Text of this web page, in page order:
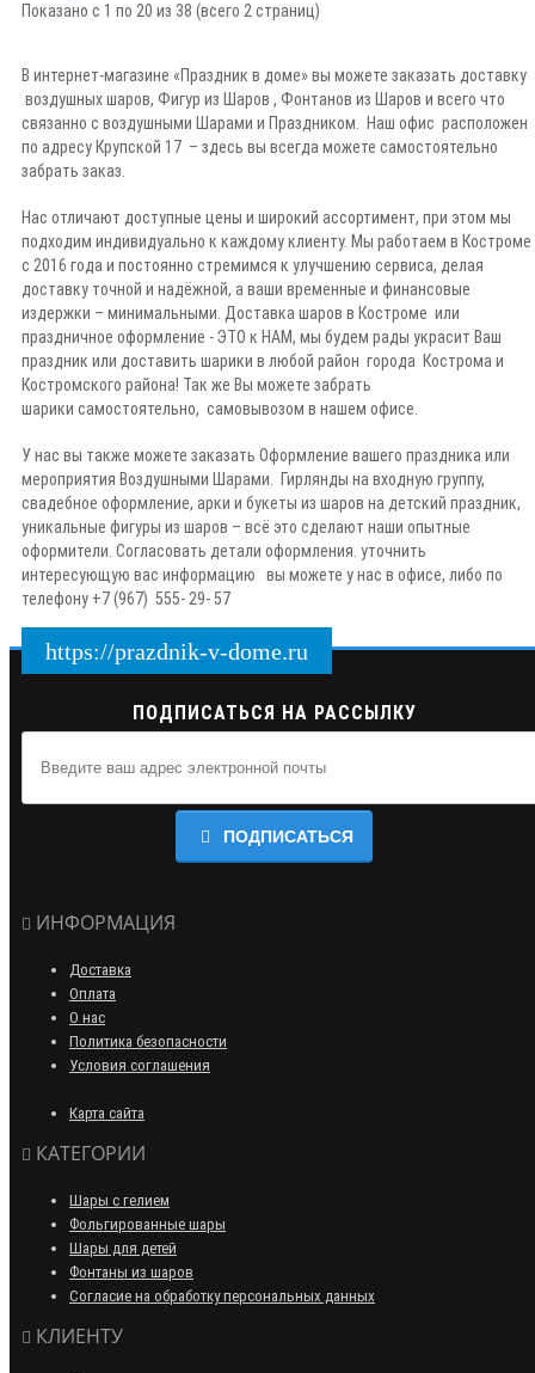
Показано с 1 по 20 из 38 (всего 2 страниц)
В интернет-магазине «Праздник в доме» вы можете заказать доставку
воздушных шаров, Фигур из Шаров , Фонтанов из Шаров и всего что
связанно с воздушными Шарами и Праздником. Наш офис расположен
по адресу Крупской 17 – здесь вы всегда можете самостоятельно
забрать заказ.
Нас отличают доступные цены и широкий ассортимент, при этом мы
подходим индивидуально к каждому клиенту. Мы работаем в Костроме
с 2016 года и постоянно стремимся к улучшению сервиса, делая
доставку точной и надёжной, а ваши временные и финансовые
издержки – минимальными. Доставка шаров в Костроме или
праздничное оформление -ЭТО к НАМ, мы будем рады украсит Ваш
праздник или доставить шарики в любой район города Кострома и
Костромского района! Так же Вы можете забрать
шарики самостоятельно, самовывозом в нашем офисе.
У нас вы также можете заказать Оформление вашего праздника или
мероприятия Воздушными Шарами. Гирлянды на входную группу,
свадебное оформление, арки и букеты из шаров на детский праздник,
уникальные фигуры из шаров – всё это сделают наши опытные
оформители. Согласовать детали оформления. уточнить
интересующую вас информацию вы можете у нас в офисе, либо по
телефону +7 (967) 555- 29- 57
https://prazdnik-v-dome.ru
ПОДПИСАТЬСЯ НА РАССЫЛКУ
ПОДПИСАТЬСЯ
ИНФОРМАЦИЯ
Доставка
Оплата
О нас
Политика безопасности
Условия соглашения
Карта сайта
КАТЕГОРИИ
Шары с гелием
Фольгированные шары
Шары для детей
Фонтаны из шаров
Согласие на обработку персональных данных
КЛИЕНТУ